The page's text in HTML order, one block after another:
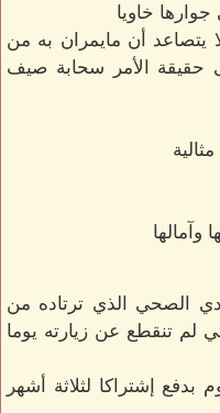
خاويا
يتصاعد أن مايمران به من
حقيقة الأمر سحابة صيف
الصحي الذي ترتاده من
تنقطع عن زيارته يوما
إشتراكا لثلاثة أشهر